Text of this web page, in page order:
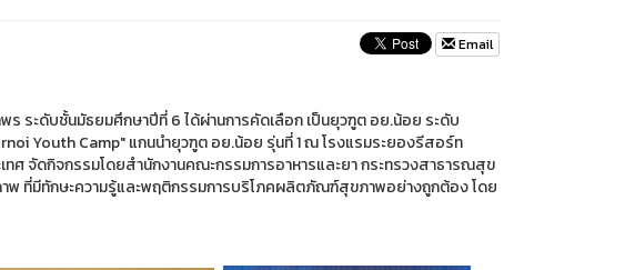
Email
ระดับชั้นมัธยมศึกษาปีที่ 6 ได้ผ่านการคัดเลือก เป็นยุวฑูต อย.น้อย ระดับ
Youth Camp" แกนนำยุวฑูต อย.น้อย รุ่นที่ 1 ณ โรงแรมระยองรีสอร์ท
ศ จัดกิจกรรมโดยสำนักงานคณะกรรมการอาหารและยา กระทรวงสาธารณสุข
ที่มีทักษะความรู้และพฤติกรรมการบริโภคผลิตภัณฑ์สุขภาพอย่างถูกต้อง โดย